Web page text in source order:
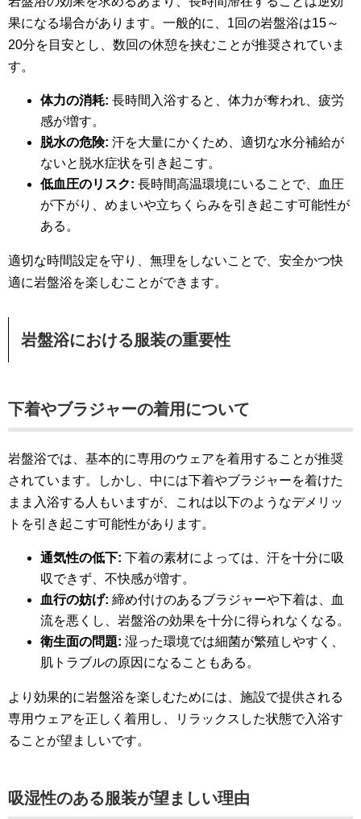
果になる場合があります。一般的に、1回の岩盤浴は15～
20分を目安とし、数回の休憩を挟むことが推奨されていま
す。
体力の消耗: 長時間入浴すると、体力が奪われ、疲労
感が増す。
脱水の危険: 汗を大量にかくため、適切な水分補給が
ないと脱水症状を引き起こす。
低血圧のリスク: 長時間高温環境にいることで、血圧
が下がり、めまいや立ちくらみを引き起こす可能性が
ある。
適切な時間設定を守り、無理をしないことで、安全かつ快
適に岩盤浴を楽しむことができます。
岩盤浴における服装の重要性
下着やブラジャーの着用について
岩盤浴では、基本的に専用のウェアを着用することが推奨
されています。しかし、中には下着やブラジャーを着けた
まま入浴する人もいますが、これは以下のようなデメリッ
トを引き起こす可能性があります。
通気性の低下: 下着の素材によっては、汗を十分に吸
収できず、不快感が増す。
血行の妨げ: 締め付けのあるブラジャーや下着は、血
流を悪くし、岩盤浴の効果を十分に得られなくなる。
衛生面の問題: 湿った環境では細菌が繁殖しやすく、
肌トラブルの原因になることもある。
より効果的に岩盤浴を楽しむためには、施設で提供される
専用ウェアを正しく着用し、リラックスした状態で入浴す
ることが望ましいです。
吸湿性のある服装が望ましい理由